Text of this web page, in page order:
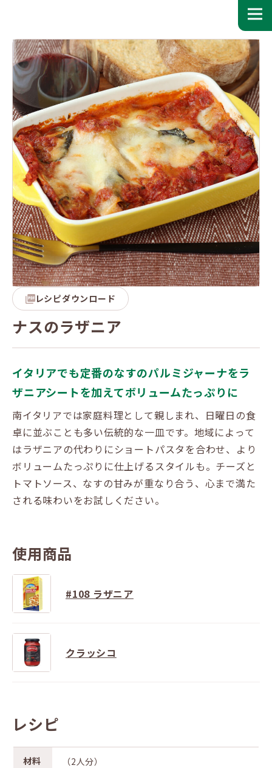
レシピダウンロード
ナスのラザニア
イタリアでも定番のなすのパルミジャーナをラ
ザニアシートを加えてボリュームたっぷりに
南イタリアでは家庭料理として親しまれ、日曜日の食
卓に並ぶことも多い伝統的な一皿です。地域によって
はラザニアの代わりにショートパスタを合わせ、より
ボリュームたっぷりに仕上げるスタイルも。チーズと
トマトソース、なすの甘みが重なり合う、心まで満た
される味わいをお試しください。
使用商品
#108 ラザニア
クラッシコ
レシピ
材料
（2人分）